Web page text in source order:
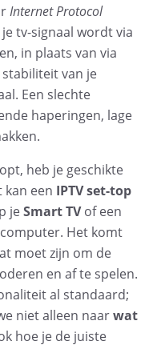
Internet Protocol
tv-signaal wordt via
in plaats van via
van je
Een slechte
haperingen, lage
heb je geschikte
een IPTV set-top
jeSmart TVof een
Het komt
moet zijn om de
en af te spelen.
al standaard;
niet alleen naarwat
hoe je de juiste